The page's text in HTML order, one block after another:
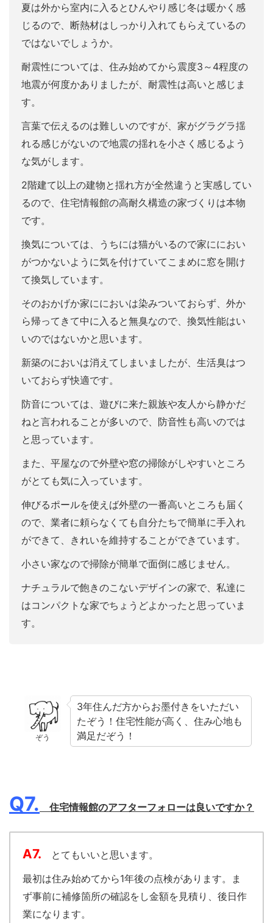
夏は外から室内に入るとひんやり感じ冬は暖かく感
じるので、断熱材はしっかり入れてもらえているの
ではないでしょうか。
耐震性については、住み始めてから震度3～4程度の
地震が何度かありましたが、耐震性は高いと感じま
す。
言葉で伝えるのは難しいのですが、家がグラグラ揺
れる感じがないので地震の揺れを小さく感じるよう
な気がします。
2階建て以上の建物と揺れ方が全然違うと実感してい
るので、住宅情報館の高耐久構造の家づくりは本物
です。
換気については、うちには猫がいるので家ににおい
がつかないように気を付けていてこまめに窓を開け
て換気しています。
そのおかげか家ににおいは染みついておらず、外か
ら帰ってきて中に入ると無臭なので、換気性能はい
いのではないかと思います。
新築のにおいは消えてしまいましたが、生活臭はつ
いておらず快適です。
防音については、遊びに来た親族や友人から静かだ
ねと言われることが多いので、防音性も高いのでは
と思っています。
また、平屋なので外壁や窓の掃除がしやすいところ
がとても気に入っています。
伸びるポールを使えば外壁の一番高いところも届く
ので、業者に頼らなくても自分たちで簡単に手入れ
ができて、きれいを維持することができています。
小さい家なので掃除が簡単で面倒に感じません。
ナチュラルで飽きのこないデザインの家で、私達に
はコンパクトな家でちょうどよかったと思っていま
す。
ぞう
3年住んだ方からお墨付きをいただい
たぞう！住宅性能が高く、住み心地も
満足だぞう！
Q7. 住宅情報館のアフターフォローは良いですか？
A7. とてもいいと思います。
最初は住み始めてから1年後の点検があります。ま
ず事前に補修箇所の確認をし金額を見積り、後日作
業になります。